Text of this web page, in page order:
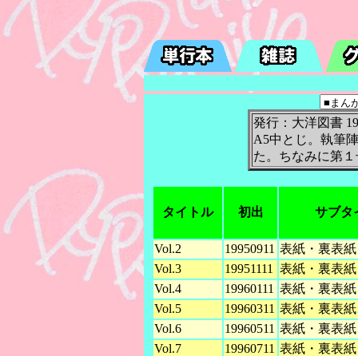
発行：大洋図書
A5中とじ。執筆
た。ちなみに第
タイトル 初出 サブタ
Vol.2 19950911 表紙・裏表
Vol.3
19951111
表紙・裏表
Vol.4
19960111 表紙・裏表
Vol.5
19960311 表紙・裏表
Vol.6
19960511 表紙・裏表
Vol.7
19960711 表紙・裏表